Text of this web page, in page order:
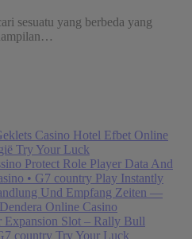
sesuatu yang berbeda yang
Casino Hotel Efbet Online
Try Your Luck
Protect Role Player Data And
• G7 country Play Instantly
Und Empfang Zeiten —
Online Casino
Expansion Slot – Rally Bull
country Try Your Luck